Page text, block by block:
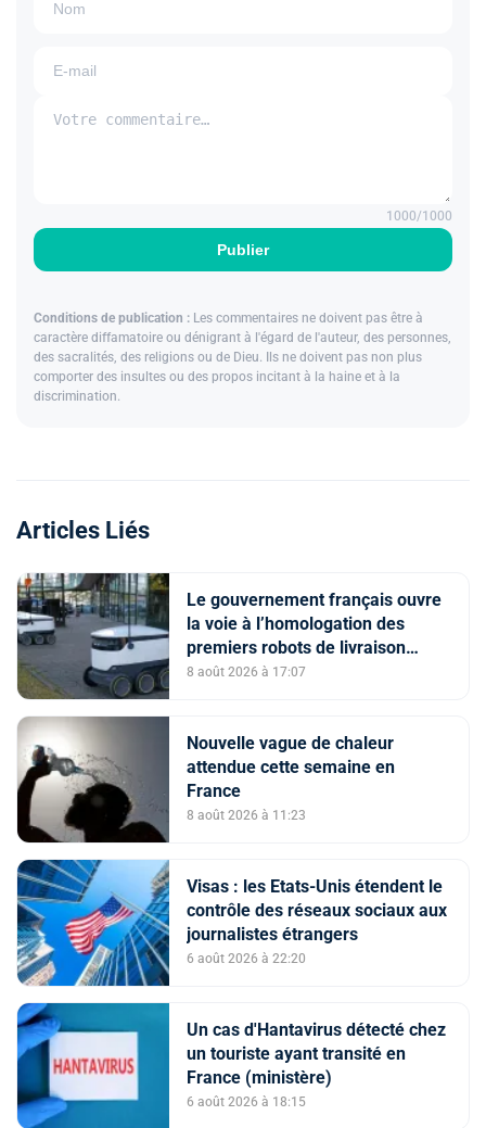
Publier
1000/1000
Conditions de publication : Les commentaires ne doivent pas être à
caractère diffamatoire ou dénigrant à l'égard de l'auteur, des personnes,
des sacralités, des religions ou de Dieu. Ils ne doivent pas non plus
comporter des insultes ou des propos incitant à la haine et à la
discrimination.
Articles Liés
Le gouvernement français ouvre
la voie à l’homologation des
premiers robots de livraison
autonome
8 août 2026 à 17:07
Nouvelle vague de chaleur
attendue cette semaine en
France
8 août 2026 à 11:23
Visas : les Etats-Unis étendent le
contrôle des réseaux sociaux aux
journalistes étrangers
6 août 2026 à 22:20
Un cas d'Hantavirus détecté chez
un touriste ayant transité en
France (ministère)
6 août 2026 à 18:15